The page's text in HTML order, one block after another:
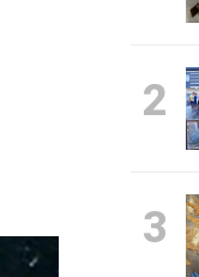
2
3